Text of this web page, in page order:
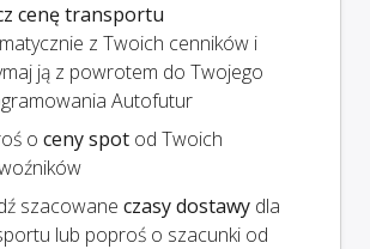
cenę transportu
z Twoich cenników i
ją z powrotem do Twojego
Autofutur
o ceny spot od Twoich
szacowane czasy dostawy dla
lub poproś o szacunki od